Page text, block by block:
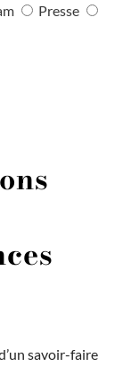
Presse
savoir-faire